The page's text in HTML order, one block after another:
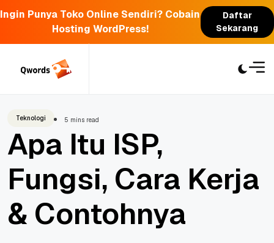
Ingin Punya Toko Online Sendiri? Cobain
Hosting WordPress!
Daftar
Sekarang
Teknologi 5 mins read
Apa Itu ISP,
Fungsi, Cara Kerja
& Contohnya